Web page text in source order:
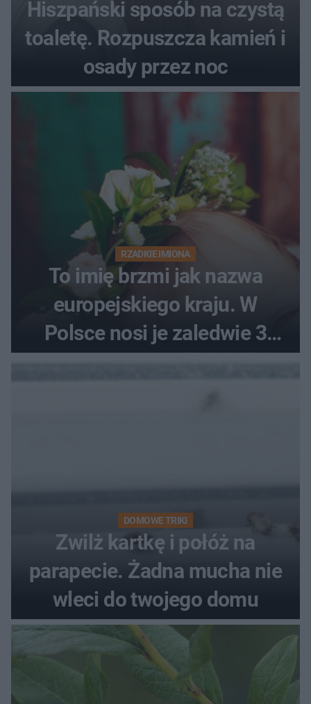
Hiszpański sposób na czystą
toaletę. Rozpuszcza kamień i
osady przez noc
RZADKIE IMIONA
To imię brzmi jak nazwa
europejskiego kraju. W
Polsce nosi je zaledwie 3
DOMOWE TRIKI
Zwilż kartkę i połóż na
parapecie. Żadna mucha nie
wleci do twojego domu